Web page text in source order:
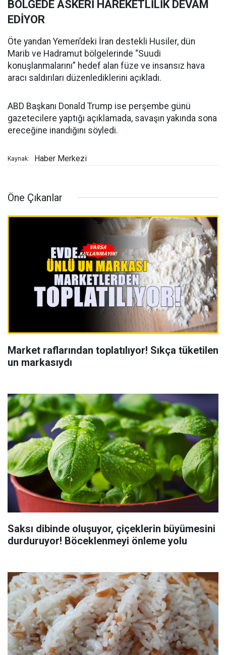
BÖLGEDE ASKERİ HAREKETLİLİK DEVAM
EDİYOR
Öte yandan Yemen’deki İran destekli Husiler, dün
Marib ve Hadramut bölgelerinde “Suudi
konuşlanmalarını” hedef alan füze ve insansız hava
aracı saldırıları düzenlediklerini açıkladı.
ABD Başkanı Donald Trump ise perşembe günü
gazetecilere yaptığı açıklamada, savaşın yakında sona
ereceğine inandığını söyledi.
Kaynak: Haber Merkezi
Öne Çıkanlar
Market raflarından toplatılıyor! Sıkça tüketilen
un markasıydı
Saksı dibinde oluşuyor, çiçeklerin büyümesini
durduruyor! Böceklenmeyi önleme yolu